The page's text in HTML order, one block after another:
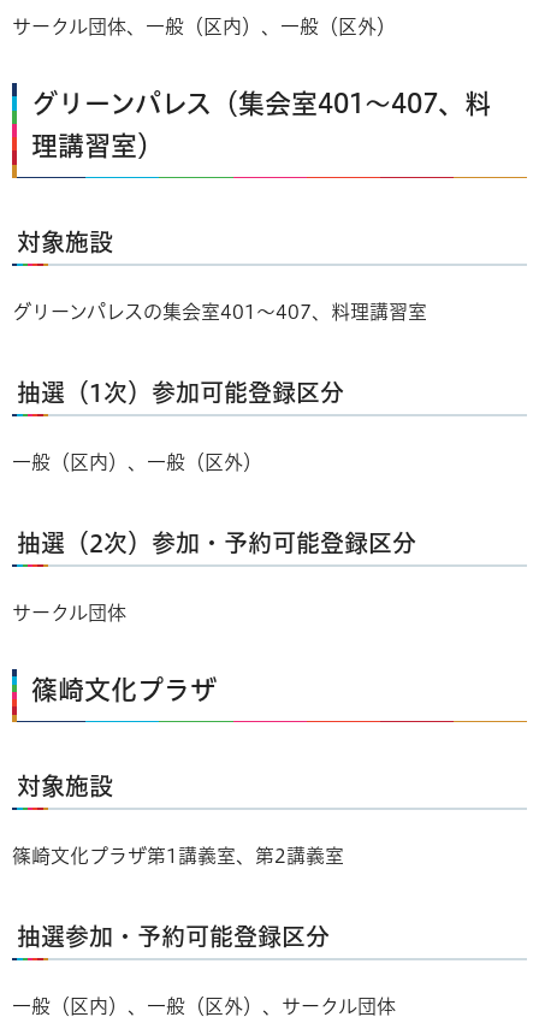
サークル団体、一般（区内）、一般（区外）
グリーンパレス（集会室401～407、料
理講習室）
対象施設
グリーンパレスの集会室401～407、料理講習室
抽選（1次）参加可能登録区分
一般（区内）、一般（区外）
抽選（2次）参加・予約可能登録区分
サークル団体
篠崎文化プラザ
対象施設
篠崎文化プラザ第1講義室、第2講義室
抽選参加・予約可能登録区分
一般（区内）、一般（区外）、サークル団体